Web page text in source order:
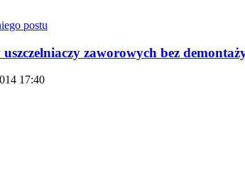
zaworowych bez
17:40